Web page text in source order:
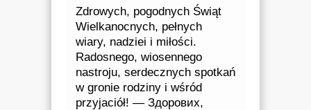
Zdrowych, pogodnych Świąt
Wielkanocnych, pełnych
wiary, nadziei i miłości.
Radosnego, wiosennego
nastroju, serdecznych spotkań
w gronie rodziny i wśród
przyjaciół! — Здорових,